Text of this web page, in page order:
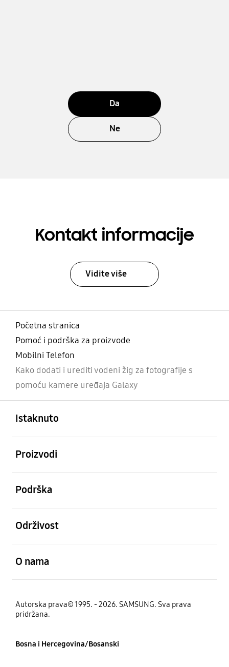
Da
Ne
Kontakt informacije
Vidite više
Početna stranica
Pomoć i podrška za proizvode
Mobilni Telefon
Kako dodati i urediti vodeni žig za fotografije s
pomoću kamere uređaja Galaxy
Istaknuto
Proizvodi
Podrška
Održivost
O nama
Autorska prava© 1995. - 2026. SAMSUNG. Sva prava
pridržana.
Bosna i Hercegovina/Bosanski